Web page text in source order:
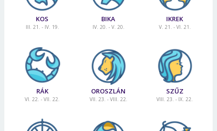
KOS
III. 21. - IV. 19.
BIKA
IV. 20. - V. 20.
IKREK
V. 21. - VI. 21.
RÁK
VI. 22. - VII. 22.
OROSZLÁN
VII. 23. - VIII. 22.
SZŰZ
VIII. 23. - IX. 22.